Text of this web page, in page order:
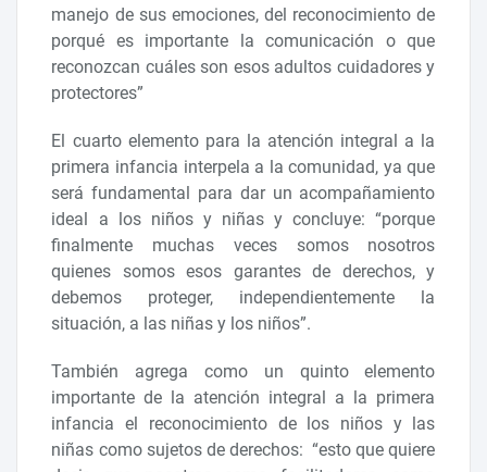
manejo de sus emociones, del reconocimiento de
porqué es importante la comunicación o que
reconozcan cuáles son esos adultos cuidadores y
protectores”
El cuarto elemento para la atención integral a la
primera infancia interpela a la comunidad, ya que
será fundamental para dar un acompañamiento
ideal a los niños y niñas y concluye: “porque
finalmente muchas veces somos nosotros
quienes somos esos garantes de derechos, y
debemos proteger, independientemente la
situación, a las niñas y los niños”.
También agrega como un quinto elemento
importante de la atención integral a la primera
infancia el reconocimiento de los niños y las
niñas como sujetos de derechos: “esto que quiere